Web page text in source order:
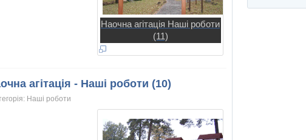
Наочна агітація Наші роботи
(11)
агітація - Наші роботи (10)
Нашi роботи